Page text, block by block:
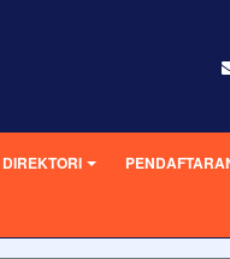
DIREKTORI